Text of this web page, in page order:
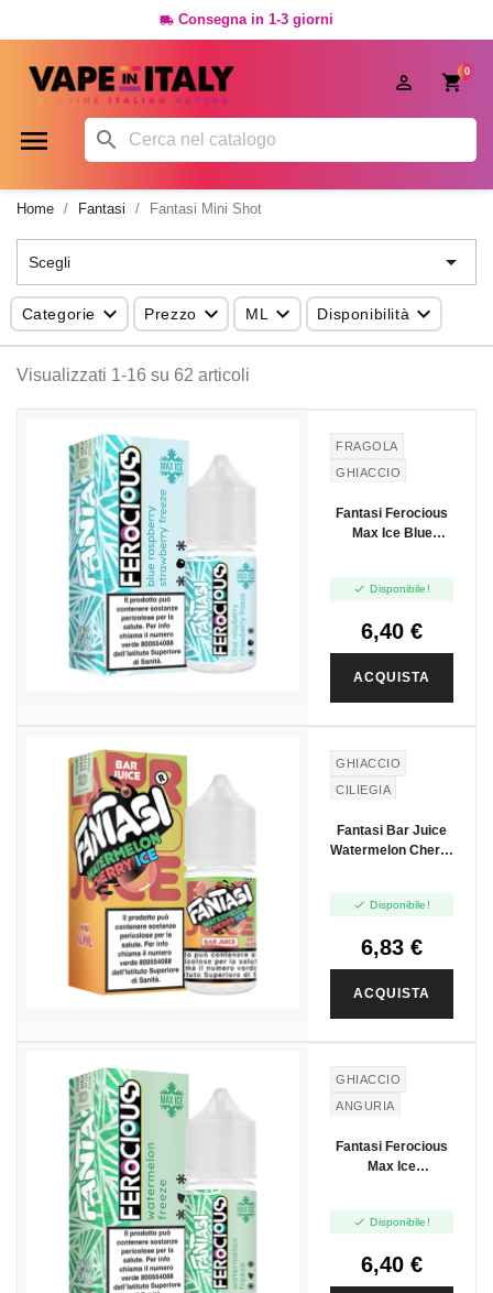
 Consegna in 1-3 giorni
0

 
Home Fantasi Fantasi Mini Shot
Scegli 
Categorie  Prezzo  ML  Disponibilità 
Visualizzati 1-16 su 62 articoli
FRAGOLA
GHIACCIO
Fantasi Ferocious
Max Ice Blue
- Mini Shot 10+10
 Disponibile!
6,40 €
ACQUISTA
GHIACCIO
CILIEGIA
Fantasi Bar Juice
Watermelon Cherry
 Disponibile!
6,83 €
ACQUISTA
GHIACCIO
ANGURIA
Fantasi Ferocious
Max Ice
 Disponibile!
6,40 €